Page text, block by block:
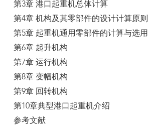
第3章 港口起重机总体计算
第4章 机构及其零部件的设计计算原则
第5章 起重机通用零部件的计算与选用
第6章 起升机构
第7章 运行机构
第8章 变幅机构
第9章 回转机构
第10章典型港口起重机介绍
参考文献